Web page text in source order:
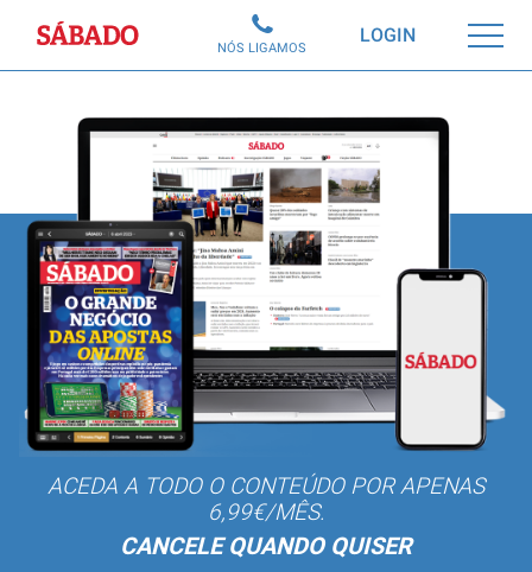
Sábado LOGIN
NÓS LIGAMOS
ACEDA A TODO O CONTEÚDO POR APENAS
6,99€/MÊS.
CANCELE QUANDO QUISER